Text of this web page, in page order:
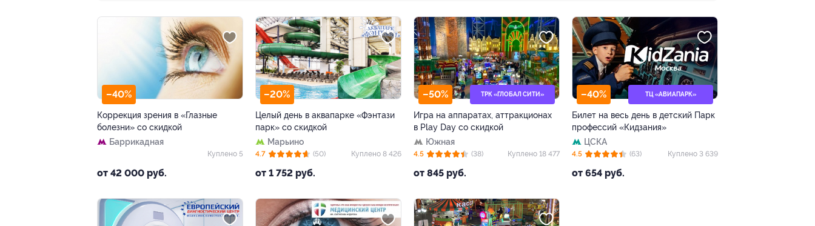
–40%
Коррекция зрения в «Глазные
болезни» со скидкой
Баррикадная
от 42 000 руб.
Куплено 5
–20%
Целый день в аквапарке «Фэнтази
парк» со скидкой
Марьино
от 1 752 руб.
4.7 (50) Куплено 8 426
–50% ТРК «ГЛОБАЛ СИТИ»
Игра на аппаратах, аттракционах
в Play Day со скидкой
Южная
от 845 руб.
4.5 (38) Куплено 18 477
–40% ТЦ «АВИАПАРК»
Билет на весь день в детский Парк
профессий «Кидзания»
ЦСКА
от 654 руб.
4.5 (63) Куплено 3 639